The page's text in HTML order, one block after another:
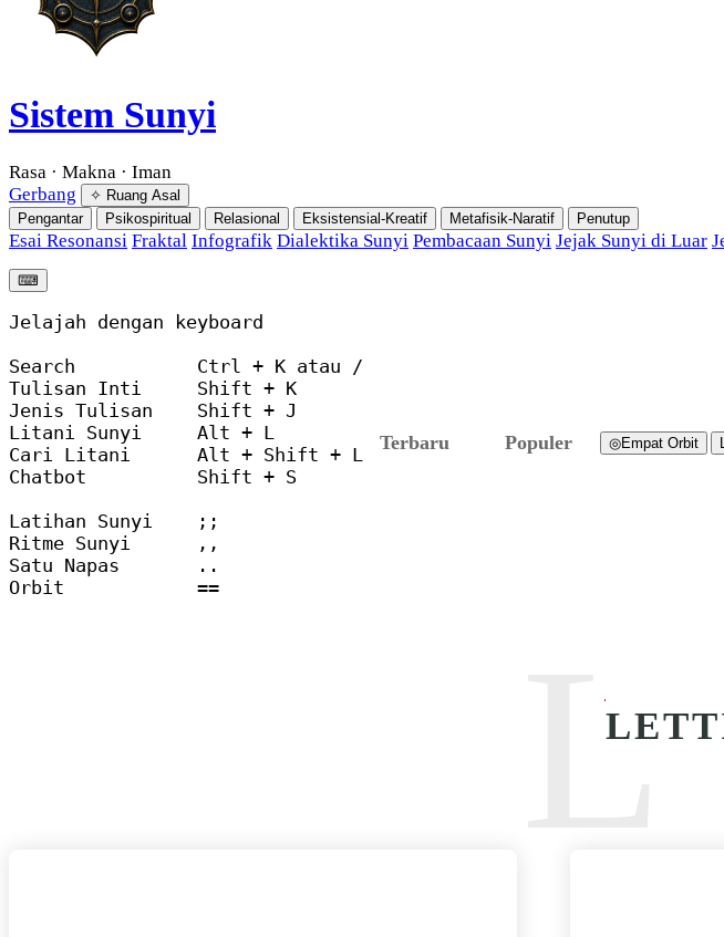
Sistem Sunyi
Rasa · Makna · Iman
Gerbang
✧ Ruang Asal
Pengantar
Psikospiritual Relasional Eksistensial-Kreatif Metafisik-Naratif Penutup
Esai Resonansi Fraktal Infografik Dialektika Sunyi Pembacaan Sunyi Jejak Sunyi di Luar
⌨︎
Jelajah dengan keyboard
Search           Ctrl + K atau /
Tulisan Inti     Shift + K
Jenis Tulisan    Shift + J
Litani Sunyi     Alt + L
Cari Litani      Alt + Shift + L
Chatbot          Shift + S
Latihan Sunyi    ;;
Ritme Sunyi      ,,
Satu Napas       ..
Orbit            ==
Terbaru Populer ◎Empat Orbit
L